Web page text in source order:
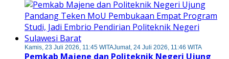
Kamis, 23 Juli 2026, 11:45 WITAJumat, 24 Juli 2026, 11:46 WITA
Pemkab Majene dan Politeknik Negeri Ujung